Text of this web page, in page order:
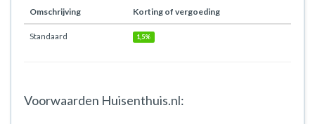
Omschrijving Korting of vergoeding
Standaard 1,5%
Voorwaarden Huisenthuis.nl: